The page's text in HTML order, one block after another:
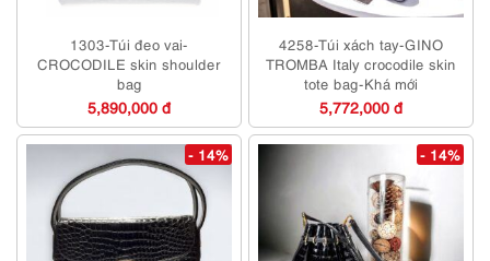
1303-Túi đeo vai-
CROCODILE skin shoulder
bag
5,890,000 đ
4258-Túi xách tay-GINO
TROMBA Italy crocodile skin
tote bag-Khá mới
5,772,000 đ
- 14% - 14%